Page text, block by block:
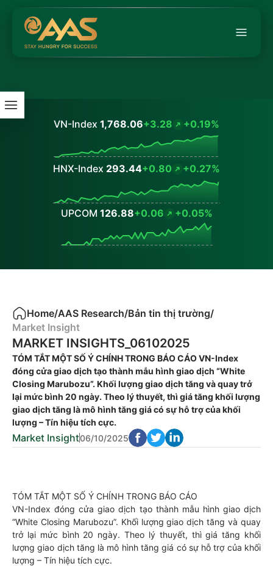
VN-Index 1,768.06+3.28 +0.19%
HNX-Index 293.44+0.80 +0.27%
UPCOM 126.88+0.06 +0.05%
Home/AAS Research/Bản tin thị trường/
Market Insight
MARKET INSIGHTS_06102025
TÓM TẮT MỘT SỐ Ý CHÍNH TRONG BÁO CÁO VN-Index
đóng cửa giao dịch tạo thành mẫu hình giao dịch “White
Closing Marubozu”. Khối lượng giao dịch tăng và quay trở
lại mức bình 20 ngày. Theo lý thuyết, thì giá tăng khối lượng
giao dịch tăng là mô hình tăng giá có sự hỗ trợ của khối
lượng – Tín hiệu tích cực.
Market Insight06/10/2025
TÓM TẮT MỘT SỐ Ý CHÍNH TRONG BÁO CÁO
VN-Index đóng cửa giao dịch tạo thành mẫu hình giao dịch
“White Closing Marubozu”. Khối lượng giao dịch tăng và quay
trở lại mức bình 20 ngày. Theo lý thuyết, thì giá tăng khối
lượng giao dịch tăng là mô hình tăng giá có sự hỗ trợ của khối
lượng – Tín hiệu tích cực.